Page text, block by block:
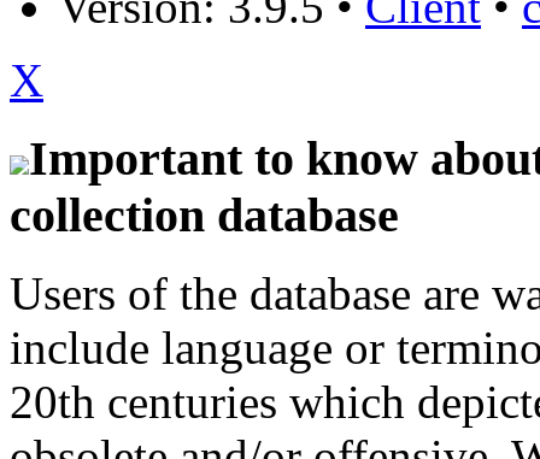
X
Important to know
collection database
Users of the database are
include language or
20th centuries which